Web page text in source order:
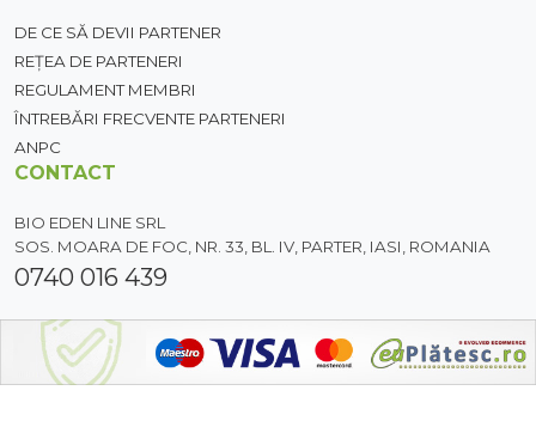
DE CE SĂ DEVII PARTENER
REȚEA DE PARTENERI
REGULAMENT MEMBRI
ÎNTREBĂRI FRECVENTE PARTENERI
ANPC
CONTACT
BIO EDEN LINE SRL
SOS. MOARA DE FOC, NR. 33, BL. IV, PARTER, IASI, ROMANIA
0740 016 439